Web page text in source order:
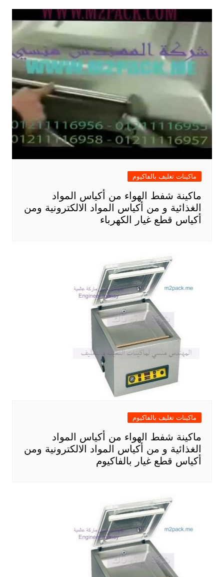
ماكينات تغليف بالفاكيوم
ماكينة شفط الهواء من أكياس المواد
الغذائية و من أكياس المواد الالكترونية ومن
أكياس قطع غيار الكهرباء
ماكينات تغليف بالفاكيوم
ماكينة شفط الهواء من أكياس المواد
الغذائية و من أكياس المواد الالكترونية ومن
أكياس قطع غيار بالفاكيوم